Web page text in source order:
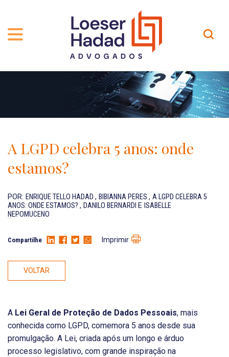
INCLUSÃO E DIVERSIDADE
PRÊMIOS
NOSSA EQUIPE
PROFISSIONAIS
CARREIRA
Contato
Localização
EN-US
A LGPD celebra 5 anos: onde
estamos?
POR: ENRIQUE TELLO HADAD , BIBIANNA PERES , A LGPD CELEBRA 5
ANOS: ONDE ESTAMOS? , DANILO BERNARDI E ISABELLE
NEPOMUCENO
Compartilhe Imprimir
VOLTAR
A Lei Geral de Proteção de Dados Pessoais, mais
conhecida como LGPD, comemora 5 anos desde sua
promulgação. A Lei, criada após um longo e árduo
processo legislativo, com grande inspiração na